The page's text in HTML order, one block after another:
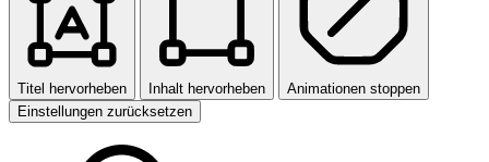
Titel hervorheben Inhalt hervorheben
Animationen stoppen
Einstellungen zurücksetzen